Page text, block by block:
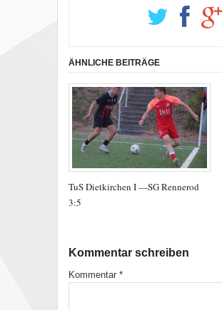
ÄHNLICHE BEITRÄGE
TuS Dietkirchen I —SG Rennerod
3:5
Kommentar schreiben
Kommentar *